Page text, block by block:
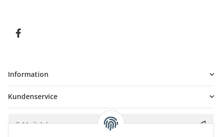
Information
Kundenservice